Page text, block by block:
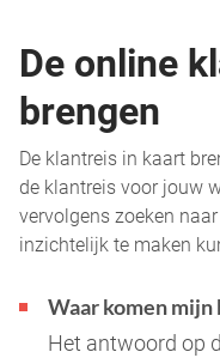
De online
brengen
De klantreis in kaart
de klantreis voor jouw
vervolgens zoeken
inzichtelijk te maken
Waar komen mijn
Het antwoord op